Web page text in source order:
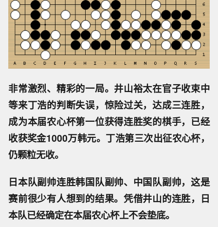
非常激烈、精彩的一局。井山裕太在官子收束中
等来丁浩的判断失误，惊险过关，达成三连胜，
成为本届农心杯第一位获得连胜奖的棋手，已经
收获奖金1000万韩元。丁浩第三次出征农心杯，
仍颗粒无收。
日本队副帅连胜韩国队副帅、中国队副帅，这是
赛前很少有人想到的结果。凭借井山的连胜，日
本队已经确定在本届农心杯上不会垫底。